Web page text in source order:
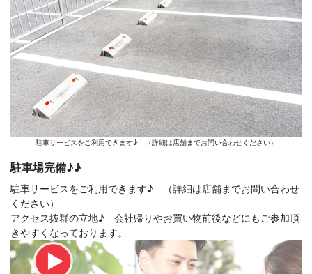
駐車サービスをご利用できます♪ （詳細は店舗までお問い合わせください）
駐車場完備♪♪
駐車サービスをご利用できます♪ （詳細は店舗までお問い合わせ
ください）
アクセス抜群の立地♪ 会社帰りやお買い物前後などにもご参加頂
きやすくなっております。